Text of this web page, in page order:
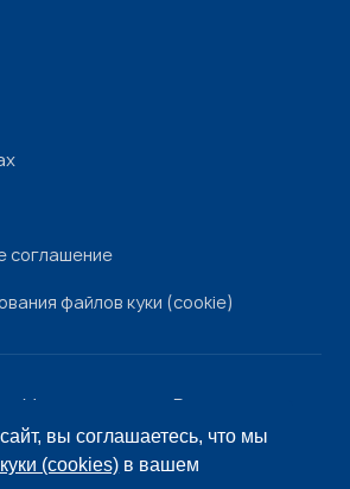
вы соглашаетесь, что мы
(cookies) в вашем
соглашение
файлов куки (cookie)
Минпросвещения России